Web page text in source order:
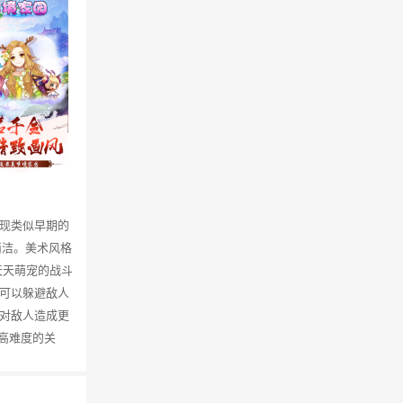
类似早期的
。美术风格
萌宠的战斗
以躲避敌人
敌人造成更
难度的关